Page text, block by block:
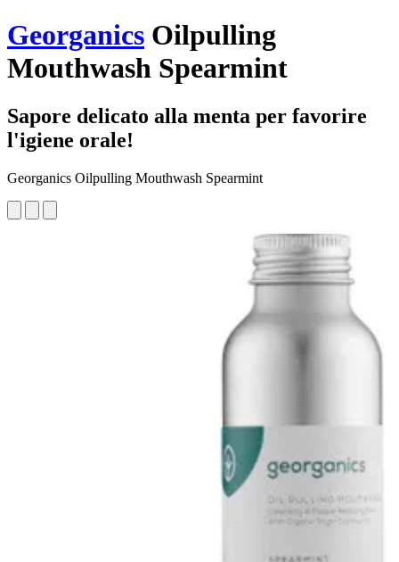
Georganics Oilpulling
Mouthwash Spearmint
Sapore delicato alla menta per favorire
l'igiene orale!
Georganics Oilpulling Mouthwash Spearmint